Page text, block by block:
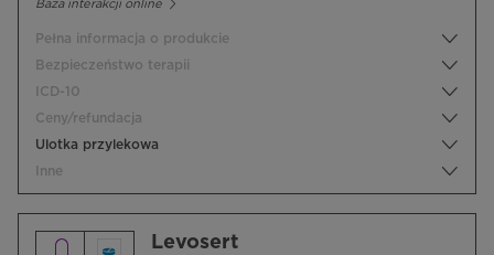
Baza interakcji online
Pełna informacja o produkcie
Bezpieczeństwo terapii
ICD-10
Ceny/refundacja
Ulotka przylekowa
Inne
Levosert